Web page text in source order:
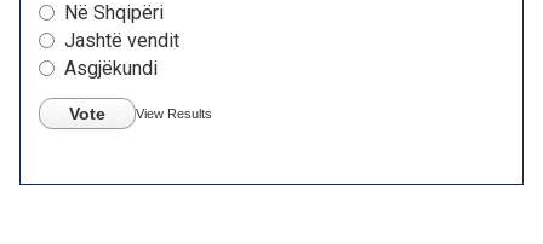
Në Shqipëri
Jashtë vendit
Asgjëkundi
Vote View Results